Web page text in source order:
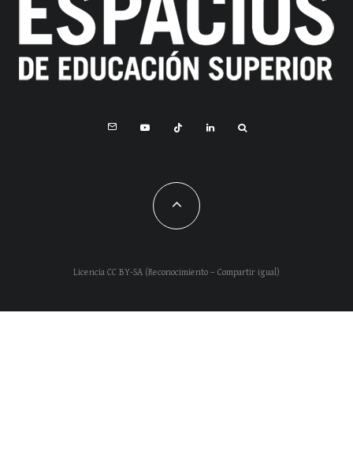
Licencia CC BY-SA (Reconocimiento – Compartir igual)